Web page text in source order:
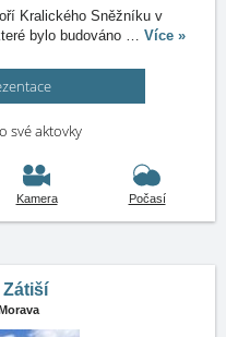
Kralického Sněžníku v
bylo budováno … Více »
své aktovky
Kamera Počasí
Zátiší